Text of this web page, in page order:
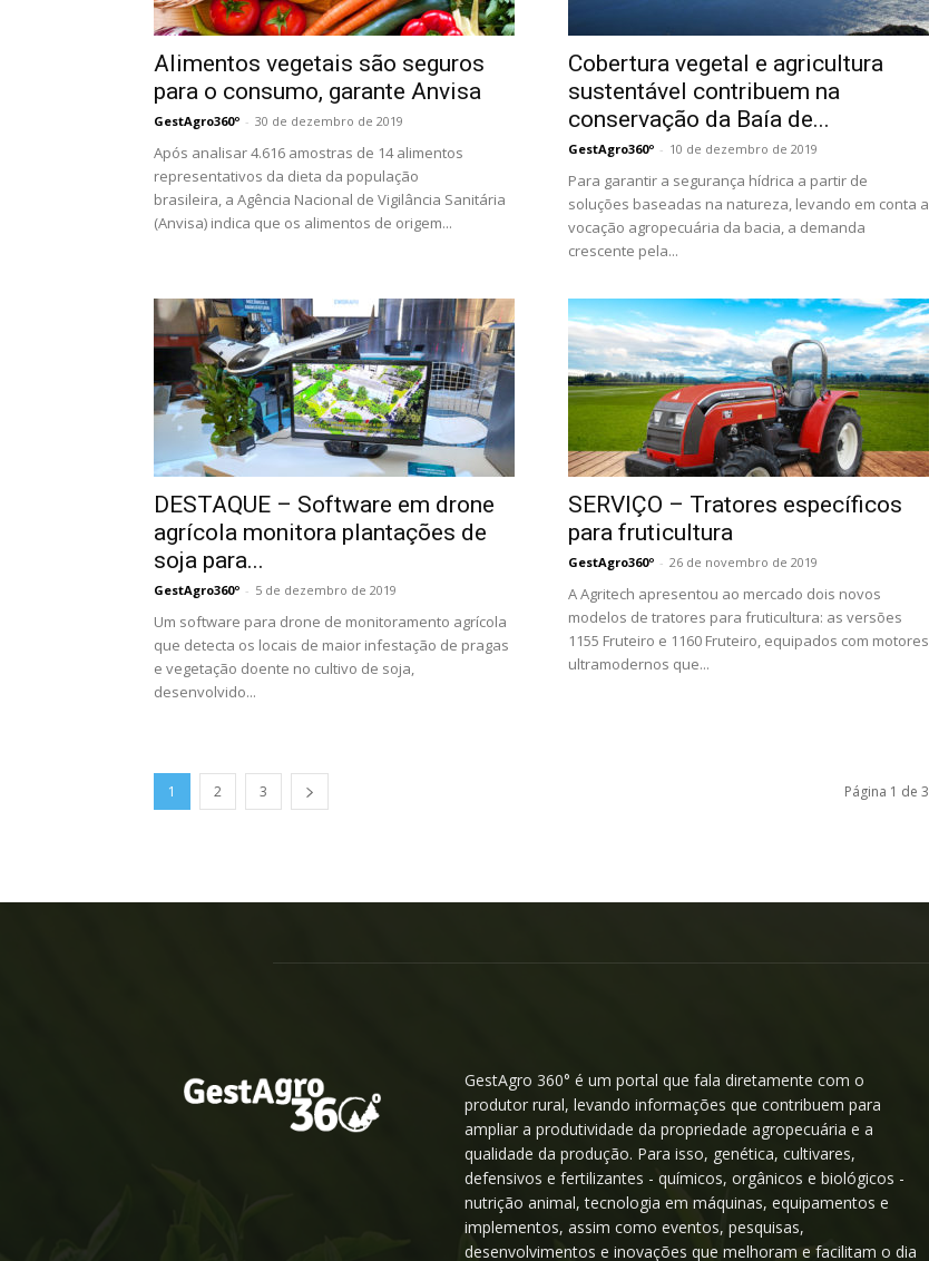
Alimentos vegetais são seguros
para o consumo, garante Anvisa
GestAgro360º - 30 de dezembro de 2019
Após analisar 4.616 amostras de 14 alimentos
representativos da dieta da população
brasileira, a Agência Nacional de Vigilância Sanitária
(Anvisa) indica que os alimentos de origem...
Cobertura vegetal e agricultura
sustentável contribuem na
conservação da Baía de...
GestAgro360º - 10 de dezembro de 2019
Para garantir a segurança hídrica a partir de
soluções baseadas na natureza, levando em conta a
vocação agropecuária da bacia, a demanda
crescente pela...
DESTAQUE – Software em drone
agrícola monitora plantações de
soja para...
GestAgro360º - 5 de dezembro de 2019
Um software para drone de monitoramento agrícola
que detecta os locais de maior infestação de pragas
e vegetação doente no cultivo de soja,
desenvolvido...
SERVIÇO – Tratores específicos
para fruticultura
GestAgro360º - 26 de novembro de 2019
A Agritech apresentou ao mercado dois novos
modelos de tratores para fruticultura: as versões
1155 Fruteiro e 1160 Fruteiro, equipados com motores
ultramodernos que...
1 2 3 Página 1 de 3
GestAgro 360° é um portal que fala diretamente com o
produtor rural, levando informações que contribuem para
ampliar a produtividade da propriedade agropecuária e a
qualidade da produção. Para isso, genética, cultivares,
defensivos e fertilizantes - químicos, orgânicos e biológicos -
nutrição animal, tecnologia em máquinas, equipamentos e
implementos, assim como eventos, pesquisas,
desenvolvimentos e inovações que melhoram e facilitam o dia